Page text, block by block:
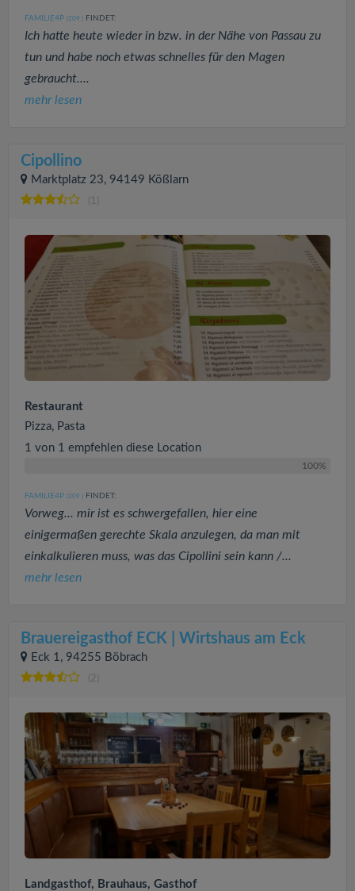
FAMILIE4P (209 ) FINDET:
Ich hatte heute wieder in bzw. in der Nähe von Passau zu
tun und habe noch etwas schnelles für den Magen
gebraucht....
mehr lesen
Cipollino
Marktplatz 23, 94149 Kößlarn
(1)
Restaurant
Pizza, Pasta
1 von 1 empfehlen diese Location
100%
FAMILIE4P (209 ) FINDET:
Vorweg... mir ist es schwergefallen, hier eine
einigermaßen gerechte Skala anzulegen, da man mit
einkalkulieren muss, was das Cipollini sein kann /...
mehr lesen
Brauereigasthof ECK | Wirtshaus am Eck
Eck 1, 94255 Böbrach
(2)
Landgasthof, Brauhaus, Gasthof